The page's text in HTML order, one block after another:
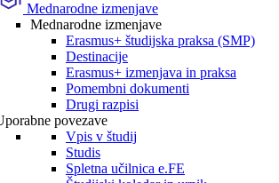
Mednarodne izmenjave
Mednarodne izmenjave
Erasmus+ študijska praksa (SMP)
Destinacije
Erasmus+ izmenjava in praksa
Pomembni dokumenti
Drugi razpisi
povezave
Vpis v študij
Studis
Spletna učilnica e.FE